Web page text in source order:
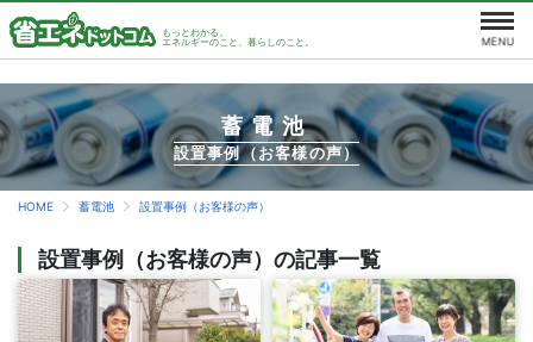
もっとわかる。
エネルギーのこと、暮らしのこと。
蓄電池
設置事例（お客様の声）
HOME 蓄電池 設置事例（お客様の声）
設置事例（お客様の声）の記事一覧